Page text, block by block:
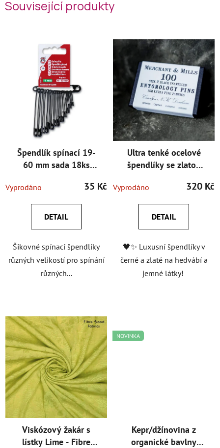
Související produkty
Špendlík spínací 19-
60 mm sada 18ks
Vyprodáno 35 Kč
DETAIL
Šikovné spínací špendlíky
různých velikostí pro spínání
různých...
Ultra tenké ocelové
špendlíky se zlatou
Vyprodáno 320 Kč
DETAIL
🖤✨ Luxusní špendlíky v
černé a zlaté na hedvábí a
jemné látky!
Viskózový žakár s
lístky Lime - Fibre
NOVINKA
Kepr/džínovina z
organické bavlny